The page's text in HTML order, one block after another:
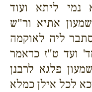
נמי ליתא ועוד
אתיא ור"ש
ליה לאוקמה
ועד ט"ז כדאמר
פלגא לרבנן
לכל אילן כמלא